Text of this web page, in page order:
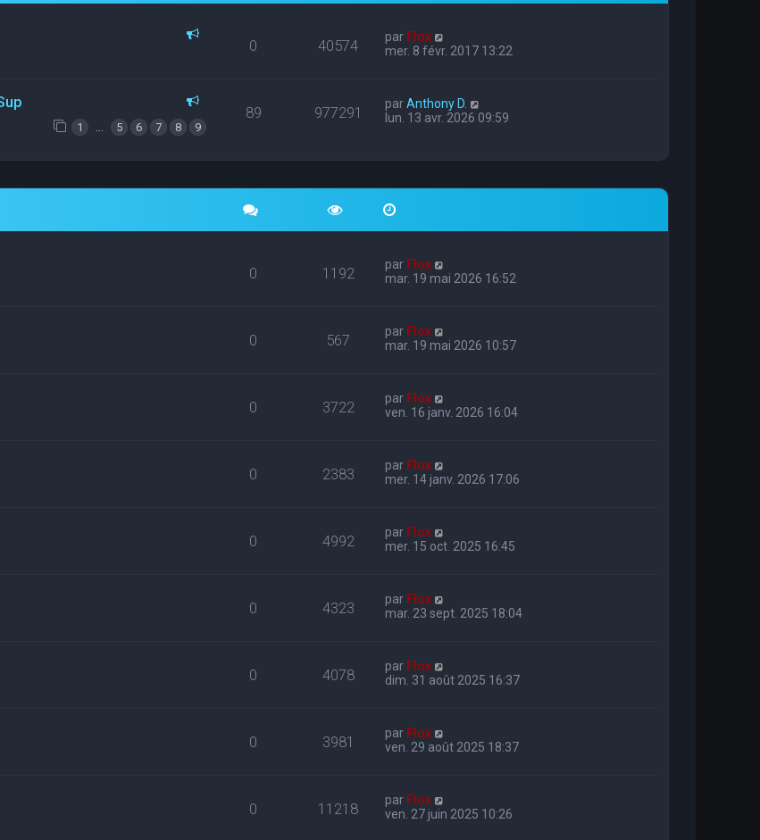
0 40574 par Flox
mer. 8 févr. 2017 13:22
1 5 6 7 8 9
89 977291 parAnthony D.
lun. 13 avr. 2026 09:59
0 1192 par Flox
mar. 19 mai 2026 16:52
0 567 par Flox
mar. 19 mai 2026 10:57
0 3722 par Flox
ven. 16 janv. 2026 16:04
0 2383 par Flox
mer. 14 janv. 2026 17:06
0 4992 par Flox
mer. 15 oct. 2025 16:45
0 4323 par Flox
mar. 23 sept. 2025 18:04
0 4078 par Flox
dim. 31 août 2025 16:37
0 3981 par Flox
ven. 29 août 2025 18:37
0 11218 par Flox
ven. 27 juin 2025 10:26